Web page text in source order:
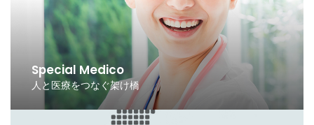
Special Medico
人と医療をつなぐ架け橋